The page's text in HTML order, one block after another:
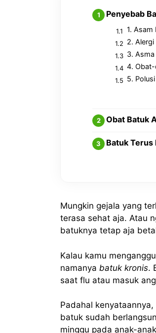
Penyebab
1. Asam
2.
3.
4.
5.
Obat Batuk
Batuk Terus
Mungkin gejala yang
terasa sehat aja. Atau
batuknya tetap aja
Kalau kamu
namanya batuk kronis.
saat flu atau masuk
Padahal
batuk sudah
minggu pada anak-